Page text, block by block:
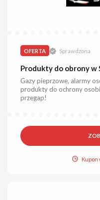
OFERTA Sprawdzona
Produkty do obrony w
Gazy pieprzowe, alarmy
produkty do ochrony
przegap!
Kupon